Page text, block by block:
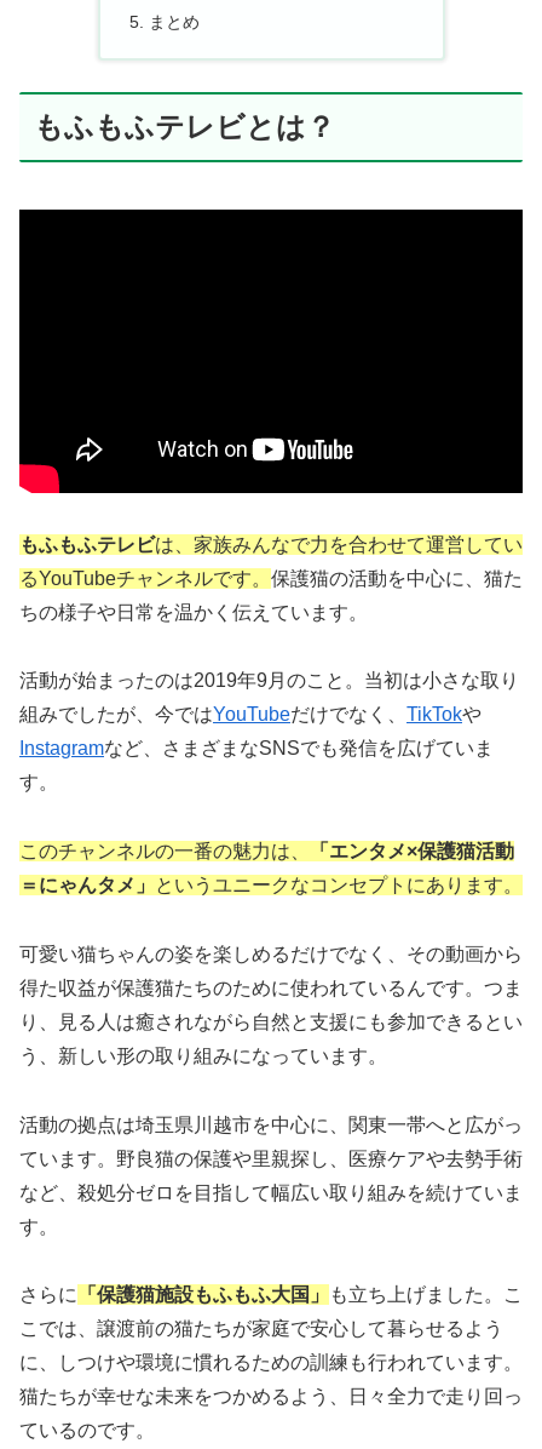
まとめ
もふもふテレビとは？
もふもふテレビは、家族みんなで力を合わせて運営してい
るYouTubeチャンネルです。 保護猫の活動を中心に、猫た
ちの様子や日常を温かく伝えています。
活動が始まったのは2019年9月のこと。当初は小さな取り
組みでしたが、今ではYouTubeだけでなく、 TikTokや
Instagramなど、さまざまなSNSでも発信を広げていま
す。
このチャンネルの一番の魅力は、
「エンタメ×保護猫活動
＝にゃんタメ」
というユニークなコンセプトにあります。
可愛い猫ちゃんの姿を楽しめるだけでなく、その動画から
得た収益が保護猫たちのために使われているんです。つま
り、見る人は癒されながら自然と支援にも参加できるとい
う、新しい形の取り組みになっています。
活動の拠点は埼玉県川越市を中心に、関東一帯へと広がっ
ています。野良猫の保護や里親探し、医療ケアや去勢手術
など、殺処分ゼロを目指して幅広い取り組みを続けていま
す。
さらに 「保護猫施設もふもふ大国」
も立ち上げました。こ
こでは、譲渡前の猫たちが家庭で安心して暮らせるよう
に、しつけや環境に慣れるための訓練も行われています。
猫たちが幸せな未来をつかめるよう、日々全力で走り回っ
ているのです。